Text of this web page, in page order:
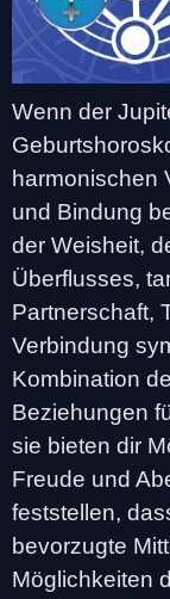
Wenn der
harmonischen
und Bindung
der Weisheit,
Überflusses,
Partnerschaft,
Verbindung
Kombination
Beziehungen
sie bieten dir
Freude und
feststellen,
bevorzugte
Möglichkeiten